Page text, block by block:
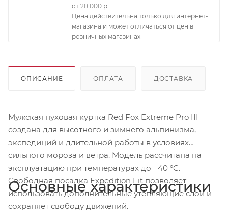
от 20 000 р.
Цена действительна только для интернет-
магазина и может отличаться от цен в
розничных магазинах
ОПИСАНИЕ ОПЛАТА ДОСТАВКА
Мужская пуховая куртка Red Fox Extreme Pro III
создана для высотного и зимнего альпинизма,
экспедиций и длительной работы в условиях
сильного мороза и ветра. Модель рассчитана на
эксплуатацию при температурах до −40 °C.
Свободная посадка Expedition Fit позволяет
использовать дополнительные утепляющие слои и
сохраняет свободу движений.
Основные характеристики